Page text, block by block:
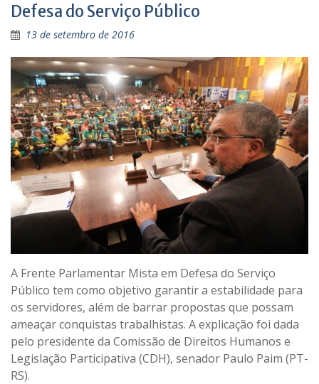
Defesa do Serviço Público
13 de setembro de 2016
A Frente Parlamentar Mista em Defesa do Serviço
Público tem como objetivo garantir a estabilidade para
os servidores, além de barrar propostas que possam
ameaçar conquistas trabalhistas. A explicação foi dada
pelo presidente da Comissão de Direitos Humanos e
Legislação Participativa (CDH), senador Paulo Paim (PT-
RS).